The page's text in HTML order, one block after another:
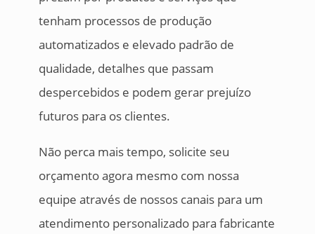
tenham processos de produção
automatizados e elevado padrão de
qualidade, detalhes que passam
despercebidos e podem gerar prejuízo
futuros para os clientes.
Não perca mais tempo, solicite seu
orçamento agora mesmo com nossa
equipe através de nossos canais para um
atendimento personalizado para fabricante